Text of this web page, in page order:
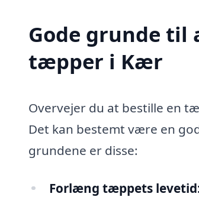
Gode grunde til
tæpper i Kær
Overvejer du at bestille en
Det kan bestemt være en
grundene er disse:
Forlæng tæppets